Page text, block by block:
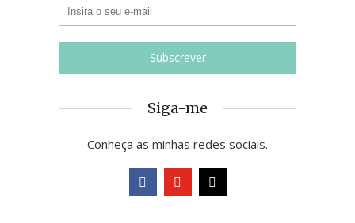
Siga-me
Conheça as minhas redes sociais.